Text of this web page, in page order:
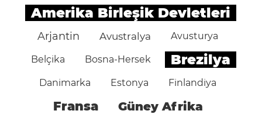
Amerika Birleşik Devletleri
Arjantin Avustralya Avusturya
Belçika Bosna-Hersek Brezilya
Danimarka Estonya Finlandiya
Fransa Güney Afrika